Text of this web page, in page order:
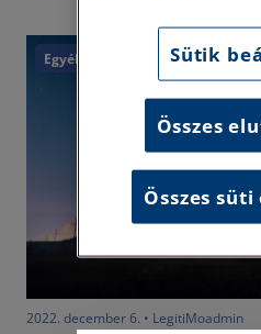
Egyéb
2022. december 6. • LegitiMoadmin
Sütik
Összes
Összes